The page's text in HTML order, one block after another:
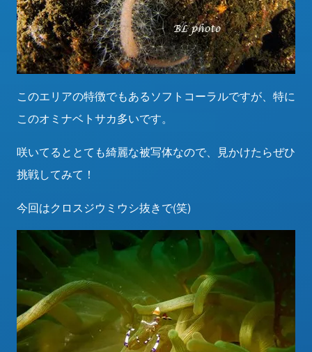
このエリアの特徴でもあるソフトコーラルですが、特に
このオミナベトサカ多いです。
咲いてるととても綺麗な被写体なので、見かけたらぜひ
挑戦してみて！
今回はクロスジウミウシ抜きで(笑)